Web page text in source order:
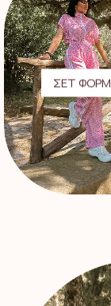
ΣΕΤ